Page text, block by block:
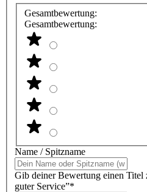
Gesamtbewertung:
Gesamtbewertung:
Name / Spitzname
Gib deiner Bewertung einen Titel
guter Service”*